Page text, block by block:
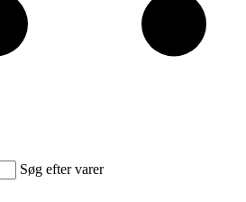
Søg efter varer